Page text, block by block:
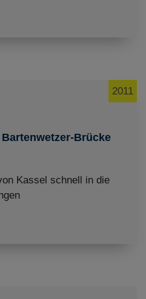
Brücke
2011
Kassel schnell in die